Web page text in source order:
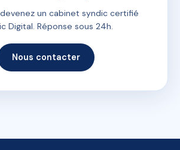
un cabinet syndic certifié
Digital. Réponse sous 24h.
Nous contacter